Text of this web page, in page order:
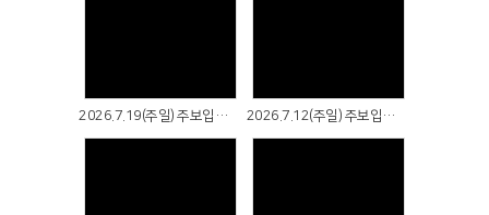
2026.7.19(주일) 주보입니다 2026.7.12(주일) 주보입니다